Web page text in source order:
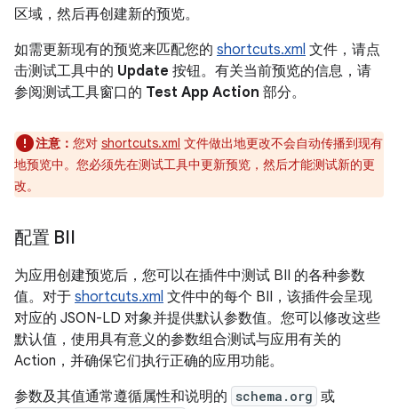
区域，然后再创建新的预览。
如需更新现有的预览来匹配您的 shortcuts.xml 文件，请点
击测试工具中的 Update 按钮。有关当前预览的信息，请
参阅测试工具窗口的 Test App Action 部分。
注意： 您对 shortcuts.xml 文件做出地更改不会自动传播到现有
地预览中。您必须先在测试工具中更新预览，然后才能测试新的更
改。
配置 BII
为应用创建预览后，您可以在插件中测试 BII 的各种参数
值。对于 shortcuts.xml 文件中的每个 BII，该插件会呈现
对应的 JSON-LD 对象并提供默认参数值。您可以修改这些
默认值，使用具有意义的参数组合测试与应用有关的
Action，并确保它们执行正确的应用功能。
参数及其值通常遵循属性和说明的 schema.org 或